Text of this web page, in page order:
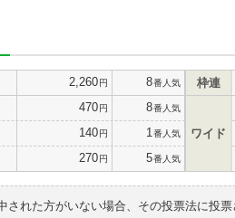
2,260円 8番人気
470円 8番人気
140円 1 番人気
270円 5番人気
枠連
ワイド
された方がいない場合、その投票法に投票